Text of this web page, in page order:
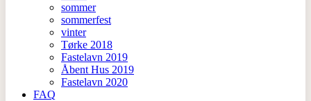
sommer
sommerfest
vinter
Tørke 2018
Fastelavn 2019
Åbent Hus 2019
Fastelavn 2020
FAQ